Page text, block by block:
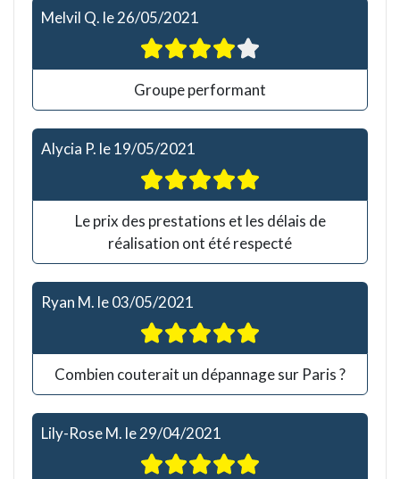
Melvil Q. le26/05/2021
Groupe performant
Alycia P. le19/05/2021
Le prix des prestations et les délais de
réalisation ont été respecté
Ryan M. le03/05/2021
Combien couterait un dépannage sur Paris ?
Lily-Rose M. le29/04/2021